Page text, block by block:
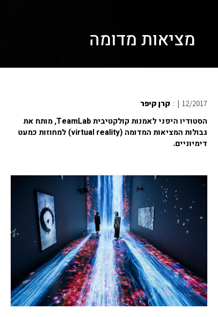
מציאות מדומה
12/2017
|
: קרן קיפר
הסטודיו היפני לאמנות קולקטיבית TeamLab, מותח את
גבולות המציאות המדומה (virtual reality) למחוזות כמעט
דימיוניים.